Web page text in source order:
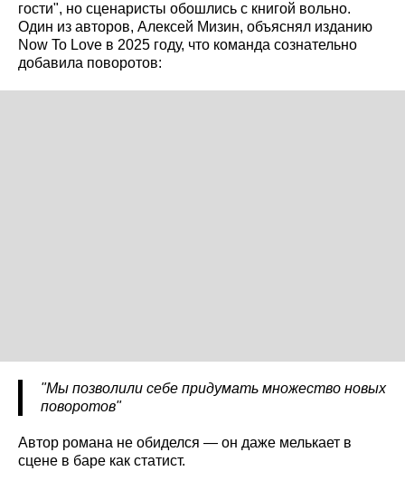
гости", но сценаристы обошлись с книгой вольно.
Один из авторов, Алексей Мизин, объяснял изданию
Now To Love в 2025 году, что команда сознательно
добавила поворотов:
"Мы позволили себе придумать множество новых
поворотов"
Автор романа не обиделся — он даже мелькает в
сцене в баре как статист.